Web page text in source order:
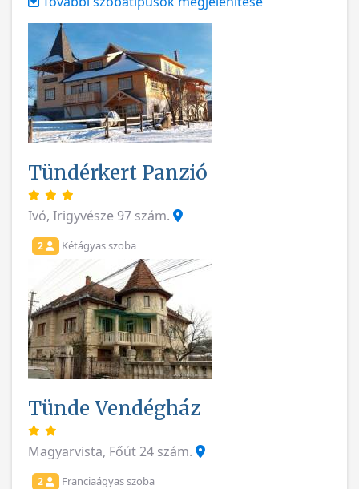
Tündérkert Panzió
Ivó, Irigyvésze 97 szám.
2 Kétágyas szoba
Tünde Vendégház
Magyarvista, Főút 24 szám.
2 Franciaágyas szoba